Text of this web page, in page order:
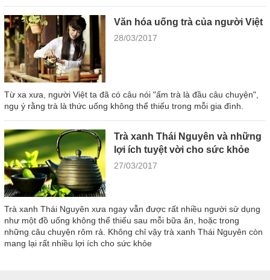
Văn hóa uống trà của người Việt
28/03/2017
Từ xa xưa, người Việt ta đã có câu nói "ấm trà là đầu câu chuyện",
ngụ ý rằng trà là thức uống không thể thiếu trong mỗi gia đình.
Trà xanh Thái Nguyên và những
lợi ích tuyệt vời cho sức khỏe
27/03/2017
Trà xanh Thái Nguyên xưa ngay vẫn được rất nhiều người sử dụng
như một đồ uống không thể thiếu sau mỗi bữa ăn, hoặc trong
những câu chuyện rôm rả. Không chỉ vậy trà xanh Thái Nguyên còn
mang lại rất nhiều lợi ích cho sức khỏe